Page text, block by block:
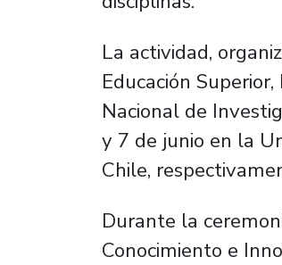
La actividad,
Educación
Nacional de
y 7 de junio en la
Chile,
Durante la
Conocimiento e